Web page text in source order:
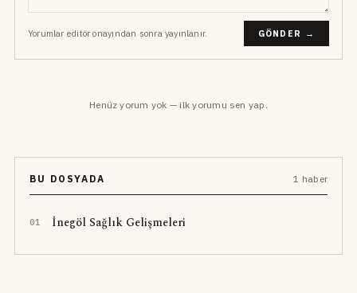
Yorumlar editör onayından sonra yayınlanır. GÖNDER →
Henüz yorum yok — ilk yorumu sen yap.
BU DOSYADA 1 haber
01 İnegöl Sağlık Gelişmeleri